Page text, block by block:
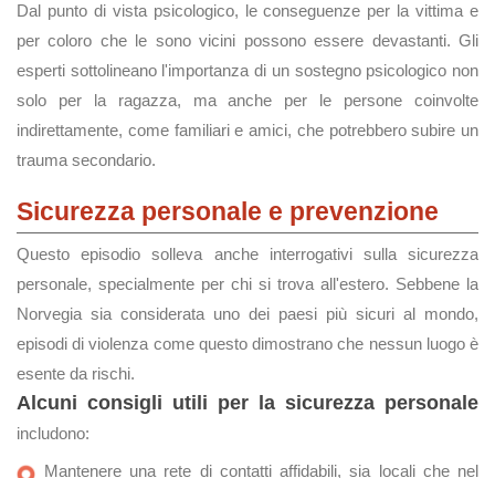
Dal punto di vista psicologico, le conseguenze per la vittima e
per coloro che le sono vicini possono essere devastanti. Gli
esperti sottolineano l'importanza di un sostegno psicologico non
solo per la ragazza, ma anche per le persone coinvolte
indirettamente, come familiari e amici, che potrebbero subire un
trauma secondario.
Sicurezza personale e prevenzione
Questo episodio solleva anche interrogativi sulla sicurezza
personale, specialmente per chi si trova all'estero. Sebbene la
Norvegia sia considerata uno dei paesi più sicuri al mondo,
episodi di violenza come questo dimostrano che nessun luogo è
esente da rischi.
Alcuni consigli utili per la sicurezza personale
includono:
Mantenere una rete di contatti affidabili, sia locali che nel